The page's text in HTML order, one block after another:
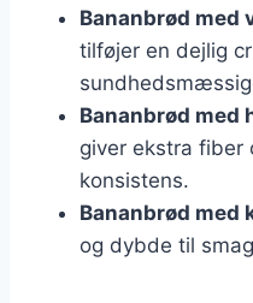
Bananbrød med
tilføjer en dejlig
Bananbrød med
giver ekstra fiber
konsistens.
Bananbrød med
og dybde til